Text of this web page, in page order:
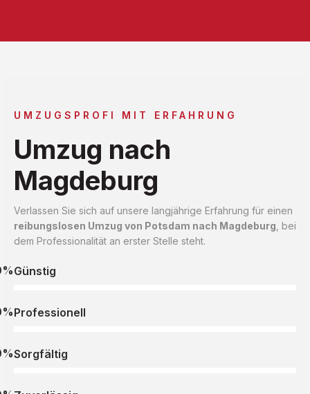
UMZUGSPROFI MIT ERFAHRUNG
Umzug nach
Magdeburg
Verlassen Sie sich auf unsere langjährige Erfahrung für einen
reibungslosen Umzug von Potsdam nach Magdeburg , bei
dem Professionalität an erster Stelle steht.
Günstig
Professionell
Sorgfältig